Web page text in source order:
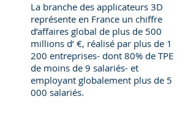
La branche des applicateurs 3D
représente en France un chiffre
d’affaires global de plus de 500
millions d’ €, réalisé par plus de 1
200 entreprises- dont 80% de TPE
de moins de 9 salariés- et
employant globalement plus de 5
000 salariés.